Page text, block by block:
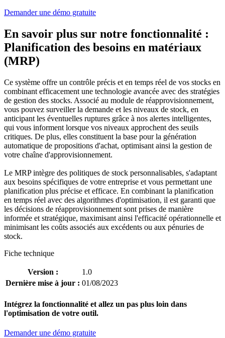
Demander une démo gratuite
En savoir plus sur notre fonctionnalité :
Planification des besoins en matériaux
(MRP)
Ce système offre un contrôle précis et en temps réel de vos stocks en
combinant efficacement une technologie avancée avec des stratégies
de gestion des stocks. Associé au module de réapprovisionnement,
vous pouvez surveiller la demande et les niveaux de stock, en
anticipant les éventuelles ruptures grâce à nos alertes intelligentes,
qui vous informent lorsque vos niveaux approchent des seuils
critiques. De plus, elles constituent la base pour la génération
automatique de propositions d'achat, optimisant ainsi la gestion de
votre chaîne d'approvisionnement.
Le MRP intègre des politiques de stock personnalisables, s'adaptant
aux besoins spécifiques de votre entreprise et vous permettant une
planification plus précise et efficace. En combinant la planification
en temps réel avec des algorithmes d'optimisation, il est garanti que
les décisions de réapprovisionnement sont prises de manière
informée et stratégique, maximisant ainsi l'efficacité opérationnelle et
minimisant les coûts associés aux excédents ou aux pénuries de
stock.
Fiche technique
Version :
1.0
Dernière mise à jour : 01/08/2023
Intégrez la fonctionnalité et allez un pas plus loin dans
l'optimisation de votre outil.
Demander une démo gratuite